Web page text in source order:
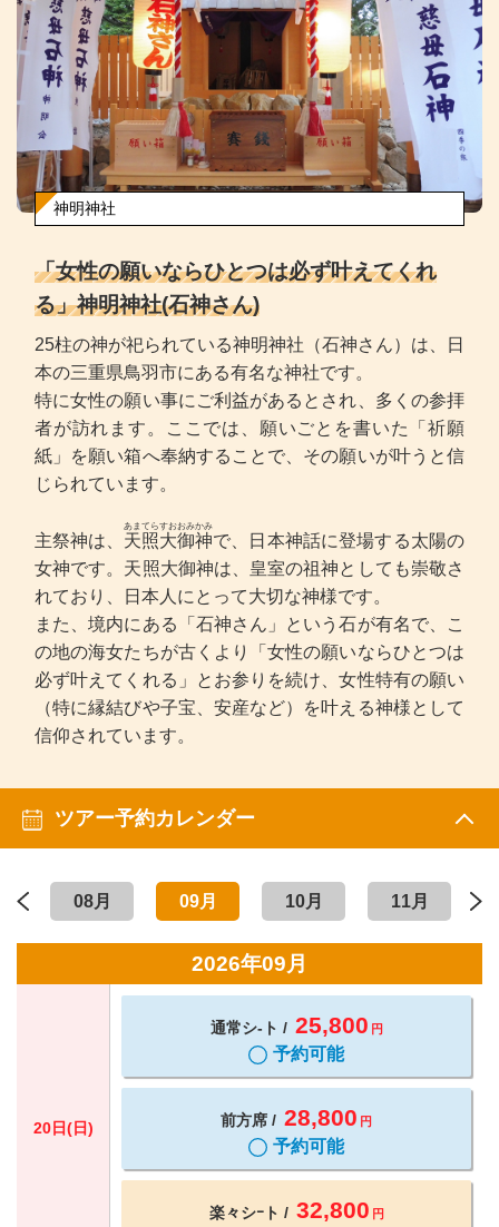
神明神社
「女性の願いならひとつは必ず叶えてくれ
る」神明神社(石神さん)
25柱の神が祀られている神明神社（石神さん）は、日
本の三重県鳥羽市にある有名な神社です。
特に女性の願い事にご利益があるとされ、多くの参拝
者が訪れます。ここでは、願いごとを書いた「祈願
紙」を願い箱へ奉納することで、その願いが叶うと信
じられています。
主祭神は、 天照大御神
あまてらすおおみかみ
で、日本神話に登場する太陽の
女神です。天照大御神は、皇室の祖神としても崇敬さ
れており、日本人にとって大切な神様です。
また、境内にある「石神さん」という石が有名で、こ
の地の海女たちが古くより「女性の願いならひとつは
必ず叶えてくれる」とお参りを続け、女性特有の願い
（特に縁結びや子宝、安産など）を叶える神様として
信仰されています。
ツアー予約カレンダー
08月 09月 10月 11月
2026年09月
20日(日)
通常シ-ト 25,800 円
予約可能
前方席 28,800 円
予約可能
楽々シｰト 32,800 円